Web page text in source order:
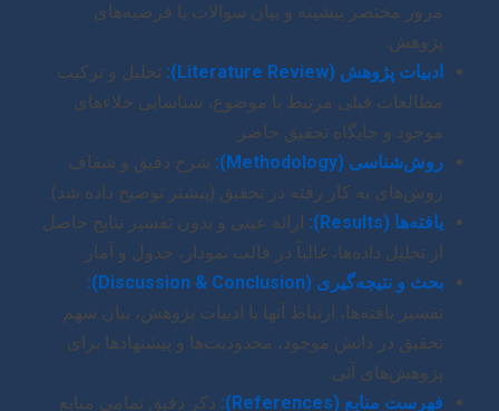
مرور مختصر پیشینه و بیان سوالات یا فرضیه‌های
پژوهش.
ادبیات پژوهش (Literature Review):
تحلیل و ترکیب
مطالعات قبلی مرتبط با موضوع، شناسایی خلاءهای
موجود و جایگاه تحقیق حاضر.
روش‌شناسی (Methodology):
شرح دقیق و شفاف
روش‌های به کار رفته در تحقیق (پیشتر توضیح داده شد).
یافته‌ها (Results):
ارائه عینی و بدون تفسیر نتایج حاصل
از تحلیل داده‌ها، غالباً در قالب نمودار، جدول و آمار.
بحث و نتیجه‌گیری (Discussion & Conclusion):
تفسیر یافته‌ها، ارتباط آنها با ادبیات پژوهش، بیان سهم
تحقیق در دانش موجود، محدودیت‌ها و پیشنهادها برای
پژوهش‌های آتی.
فهرست منابع (References):
ذکر دقیق تمامی منابع